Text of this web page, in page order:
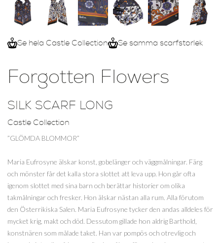
Se hela Castle Collection Se samma scarfstorlek
Forgotten Flowers
SILK SCARF LONG
Castle Collection
”GLÖMDA BLOMMOR”
Maria Eufrosyne älskar konst, gobelänger och väggmålningar. Färg
och mönster får det kalla stora slottet att leva upp. Hon går ofta
igenom slottet med sina barn och berättar historier om olika
takmålningar och fresker. Hon älskar nästan alla rum. Alla förutom
den Österrikiska Salen. Maria Eufrosyne tycker den andas alldeles för
mycket krig, makt och död. Dessutom gillade hon aldrig Barthold,
konstnären som målade taket. Han var pompös och otrevlig och